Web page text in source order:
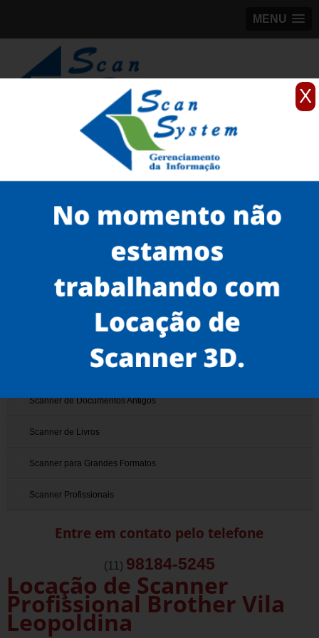
X
MENU
98184-5245
Scanner profissionais
locação de scanner profissional brother Vila Leopoldina
Serviços
Scanner de Documentos
Scanner de Documentos Antigos
Scanner de Livros
Scanner para Grandes Formatos
Scanner Profissionais
Entre em contato pelo telefone
(11) 98184-5245
Locação de Scanner
Profissional Brother Vila
Leopoldina